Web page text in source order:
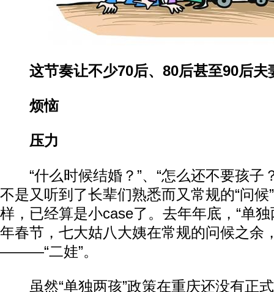
这节奏让不少70后、80后甚至90后夫
烦恼
压力
“什么时候结婚？”、“怎么还不要孩子
不是又听到了长辈们熟悉而又常规的“问候
样，已经算是小case了。去年年底，“单
年春节，七大姑八大姨在常规的问候之余
———“二娃”。
虽然“单独两孩”政策在重庆还没有正